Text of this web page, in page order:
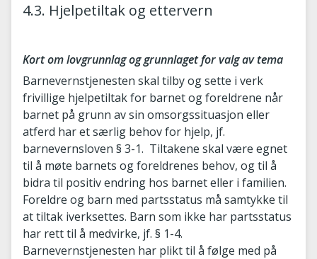
4.3. Hjelpetiltak og ettervern
Kort om lovgrunnlag og grunnlaget for valg av tema
Barnevernstjenesten skal tilby og sette i verk
frivillige hjelpetiltak for barnet og foreldrene når
barnet på grunn av sin omsorgssituasjon eller
atferd har et særlig behov for hjelp, jf.
barnevernsloven § 3-1. Tiltakene skal være egnet
til å møte barnets og foreldrenes behov, og til å
bidra til positiv endring hos barnet eller i familien.
Foreldre og barn med partsstatus må samtykke til
at tiltak iverksettes. Barn som ikke har partsstatus
har rett til å medvirke, jf. § 1-4.
Barnevernstjenesten har plikt til å følge med på